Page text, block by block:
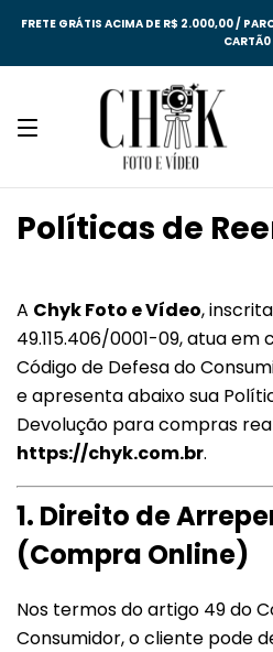
FRETE GRÁTIS ACIMA DE R$ 2.000,00 /
CARTÃ0
Políticas de
A Chyk Foto e Vídeo,
49.115.406/0001-09, atua
Código de Defesa do
e apresenta abaixo sua
Devolução para compras
https://chyk.com.br.
1. Direito de
(Compra Online)
Nos termos do artigo 49 do
Consumidor, o cliente pode